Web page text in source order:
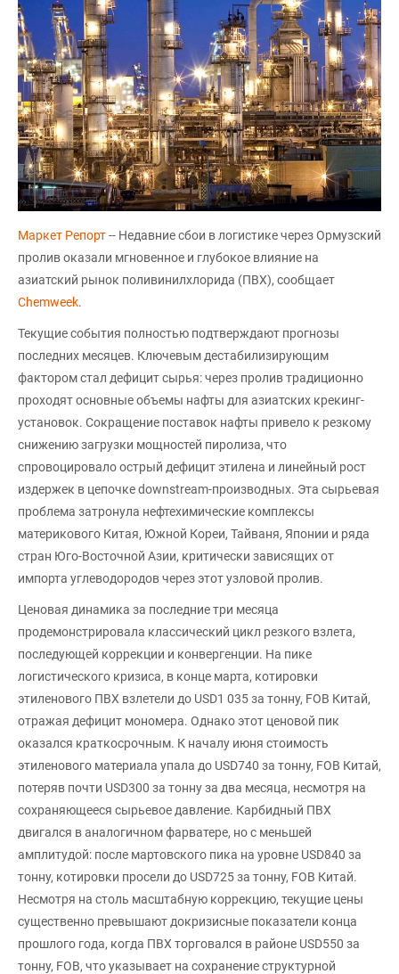
Маркет Репорт-- Недавние сбои в логистике через Ормузский
пролив оказали мгновенное и глубокое влияние на
азиатский рынок поливинилхлорида (ПВХ), сообщает
Chemweek.
Текущие события полностью подтверждают прогнозы
последних месяцев. Ключевым дестабилизирующим
фактором стал дефицит сырья: через пролив традиционно
проходят основные объемы нафты для азиатских крекинг-
установок. Сокращение поставок нафты привело к резкому
снижению загрузки мощностей пиролиза, что
спровоцировало острый дефицит этилена и линейный рост
издержек в цепочке downstream-производных. Эта сырьевая
проблема затронула нефтехимические комплексы
материкового Китая, Южной Кореи, Тайваня, Японии и ряда
стран Юго-Восточной Азии, критически зависящих от
импорта углеводородов через этот узловой пролив.
Ценовая динамика за последние три месяца
продемонстрировала классический цикл резкого взлета,
последующей коррекции и конвергенции. На пике
логистического кризиса, в конце марта, котировки
этиленового ПВХ взлетели до USD1 035 за тонну, FOB Китай,
отражая дефицит мономера. Однако этот ценовой пик
оказался краткосрочным. К началу июня стоимость
этиленового материала упала до USD740 за тонну, FOB Китай,
потеряв почти USD300 за тонну за два месяца, несмотря на
сохраняющееся сырьевое давление. Карбидный ПВХ
двигался в аналогичном фарватере, но с меньшей
амплитудой: после мартовского пика на уровне USD840 за
тонну, котировки просели до USD725 за тонну, FOB Китай.
Несмотря на столь масштабную коррекцию, текущие цены
существенно превышают докризисные показатели конца
прошлого года, когда ПВХ торговался в районе USD550 за
тонну, FOB, что указывает на сохранение структурной